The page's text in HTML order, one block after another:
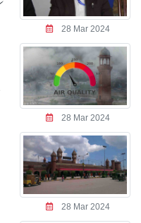
28 Mar 2024
28 Mar 2024
28 Mar 2024